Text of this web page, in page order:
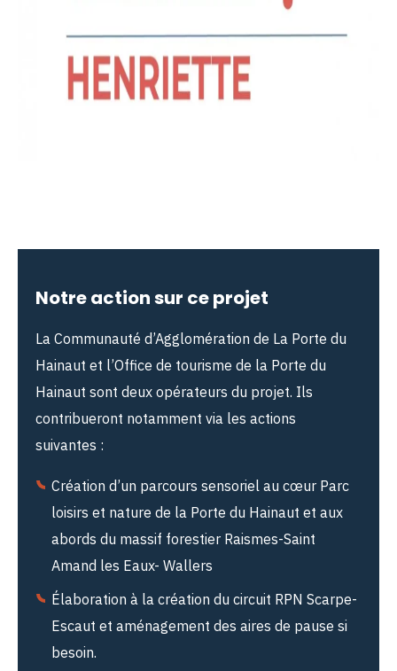
Notre action sur ce projet
La Communauté d’Agglomération de La Porte du
Hainaut et l’Office de tourisme de la Porte du
Hainaut sont deux opérateurs du projet. Ils
contribueront notamment via les actions
suivantes :
Création d’un parcours sensoriel au cœur Parc
loisirs et nature de la Porte du Hainaut et aux
abords du massif forestier Raismes-Saint
Amand les Eaux- Wallers
Élaboration à la création du circuit RPN Scarpe-
Escaut et aménagement des aires de pause si
besoin.